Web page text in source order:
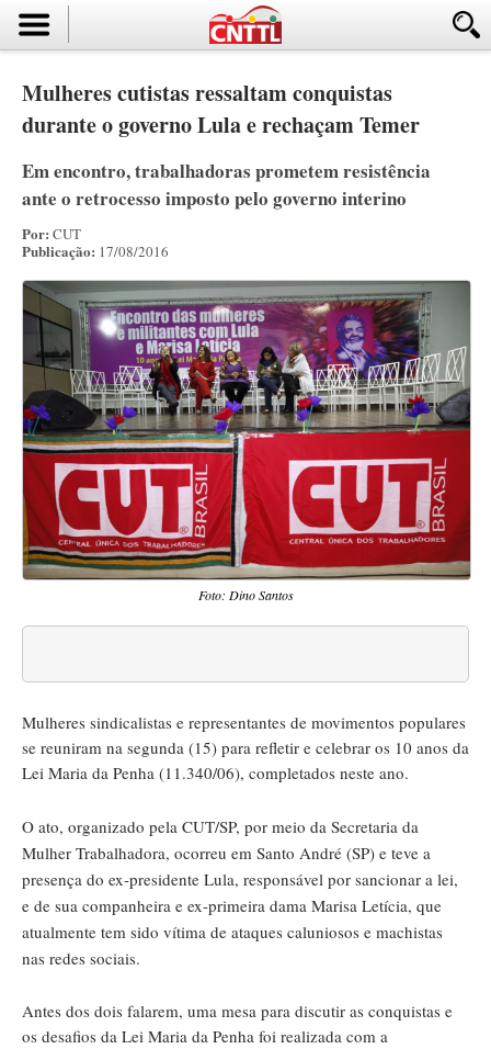
Mulheres cutistas ressaltam conquistas
durante o governo Lula e rechaçam Temer
Em encontro, trabalhadoras prometem resistência
ante o retrocesso imposto pelo governo interino
Por: CUT
Publicação: 17/08/2016
Foto: Dino Santos
Mulheres sindicalistas e representantes de movimentos populares
se reuniram na segunda (15) para refletir e celebrar os 10 anos da
Lei Maria da Penha (11.340/06), completados neste ano.
O ato, organizado pela CUT/SP, por meio da Secretaria da
Mulher Trabalhadora, ocorreu em Santo André (SP) e teve a
presença do ex-presidente Lula, responsável por sancionar a lei,
e de sua companheira e ex-primeira dama Marisa Letícia, que
atualmente tem sido vítima de ataques caluniosos e machistas
nas redes sociais.
Antes dos dois falarem, uma mesa para discutir as conquistas e
os desafios da Lei Maria da Penha foi realizada com a